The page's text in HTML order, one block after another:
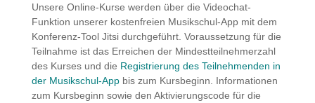
Unsere Online-Kurse werden über die Videochat-
Funktion unserer kostenfreien Musikschul-App mit dem
Konferenz-Tool Jitsi durchgeführt. Voraussetzung für die
Teilnahme ist das Erreichen der Mindestteilnehmerzahl
des Kurses und die Registrierung des Teilnehmenden in
der Musikschul-Appbis zum Kursbeginn. Informationen
zum Kursbeginn sowie den Aktivierungscode für die